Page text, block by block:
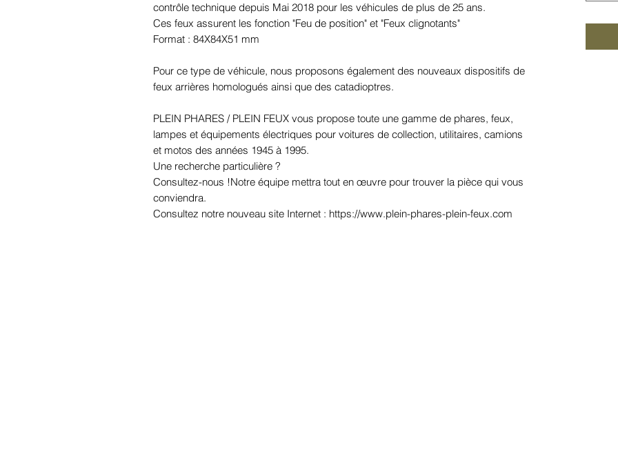
contrôle technique depuis Mai 2018 pour les véhicules de plus de 25 ans.
Ces feux assurent les fonction "Feu de position" et "Feux clignotants"
Format : 84X84X51 mm
Pour ce type de véhicule, nous proposons également des nouveaux dispositifs de
feux arrières homologués ainsi que des catadioptres.
PLEIN PHARES / PLEIN FEUX vous propose toute une gamme de phares, feux,
lampes et équipements électriques pour voitures de collection, utilitaires, camions
et motos des années 1945 à 1995.
Une recherche particulière ?
Consultez-nous !Notre équipe mettra tout en œuvre pour trouver la pièce qui vous
conviendra.
Consultez notre nouveau site Internet : https://www.plein-phares-plein-feux.com